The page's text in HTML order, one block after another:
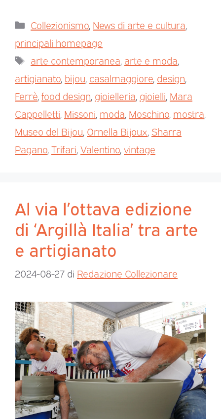
Collezionismo News di arte e cultura
principali homepage
arte contemporanea arte e moda
artigianato bijou casalmaggiore design
Ferrè food design gioielleria gioielli Mara
Cappelletti Missoni moda Moschino mostra
Museo del Bijou Ornella Bijoux Sharra
Pagano Trifari Valentino vintage
Al via l’ottava edizione
di ‘Argillà Italia’ tra arte
e artigianato
2024-08-27 di Redazione Collezionare